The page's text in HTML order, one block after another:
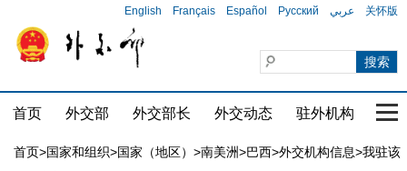
English Français Español Русский عربي 关怀版
首页 外交部 外交部长 外交动态 驻外机构 国
首页>国家和组织>国家（地区） >南美洲>巴西>外交机构信息>我驻该